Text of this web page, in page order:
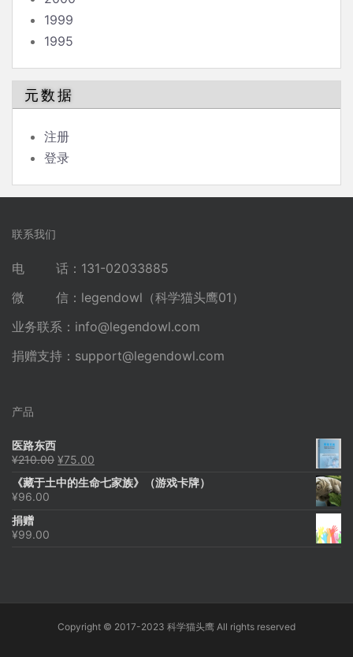
1999
1995
元数据
注册
登录
联系我们
电 话：131-02033885
微 信：legendowl（科学猫头鹰01）
业务联系： info@legendowl.com
捐赠支持： support@legendowl.com
产品
医路东西
¥210.00 原
为：
¥75.00
价
《藏于土中的生命七家族》（游戏卡牌）
¥96.00
捐赠
¥99.00
Copyright © 2017-2023 科学猫头鹰 All rights reserved